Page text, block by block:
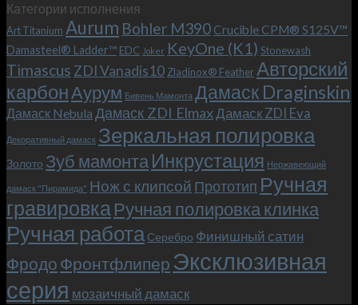
и
клипсой!
Макс
(Mad
Max),
или
как
мы
прикоснулись
к
фильма.
Категории исполнения
Art Titanium Aurum Bohler M390Crucible CPM® S125V™
Damasteel® Ladder™ EDC Joker KeyOne (K1) Stonewash
Timascus ZDI Vanadis10 Zladinox® FeatherАвторский
карбонАурум Бивень Мамонта Дамаск Draginskin
Дамаск Nebula Дамаск ZDI ElmaxДамаск ZDI Eva
Декоративный дамаск Зеркальная полировка
Золото Зуб мамонтаИнкрустация Нержавеющий
дамаск "Пирамида" Нож с клипсой Прототип Ручная
гравировкаРучная полировка клинка
Ручная работа Серебро Финишный сатин
Фродо Фронтфлипер Эксклюзивная
серия мозаичный дамаск